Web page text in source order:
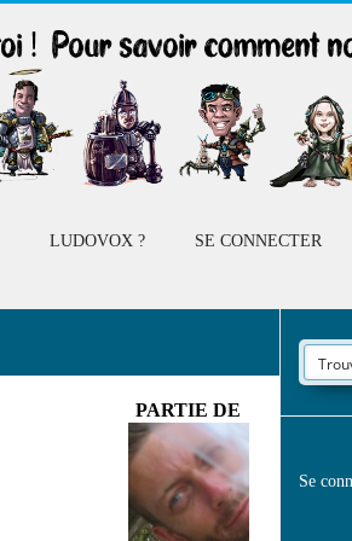
LUDOVOX ? SE CONNECTER
PARTIE DE
Se